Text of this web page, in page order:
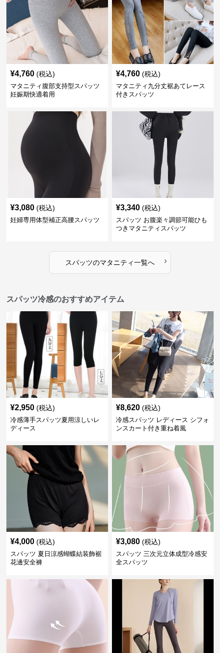
¥4,760 (税込)
マタニティ腹部支持型スパッツ
妊娠期快適着用
¥4,760 (税込)
マタニティ九分丈裾あてレース
付きスパッツ
¥3,080 (税込)
妊婦専用体型補正高腰スパッツ
¥3,340 (税込)
スパッツ お腹楽々調節可能ひも
つきマタニティスパッツ
スパッツのマタニティ一覧へ ›
スパッツ冷感のおすすめアイテム
¥2,950 (税込)
冷感薄手スパッツ夏用涼しいレ
ディース
¥8,620 (税込)
冷感スパッツ レディース シフォ
ンスカート付き重ね着風
¥4,000 (税込)
スパッツ 夏日涼感蝴蝶結装飾裾
花邊安全褲
¥3,080 (税込)
スパッツ 三次元立体成型冷感安
全スパッツ